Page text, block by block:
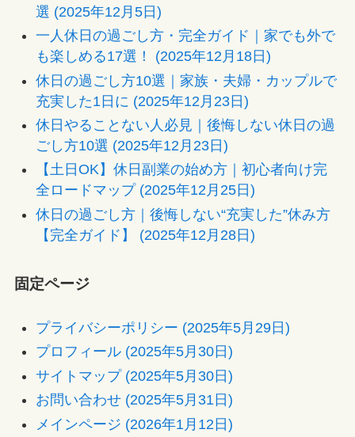
選 (2025年12月5日)
一人休日の過ごし方・完全ガイド｜家でも外で
も楽しめる17選！ (2025年12月18日)
休日の過ごし方10選｜家族・夫婦・カップルで
充実した1日に (2025年12月23日)
休日やることない人必見｜後悔しない休日の過
ごし方10選 (2025年12月23日)
【土日OK】休日副業の始め方｜初心者向け完
全ロードマップ (2025年12月25日)
休日の過ごし方｜後悔しない“充実した”休み方
【完全ガイド】 (2025年12月28日)
固定ページ
プライバシーポリシー (2025年5月29日)
プロフィール (2025年5月30日)
サイトマップ (2025年5月30日)
お問い合わせ (2025年5月31日)
メインページ (2026年1月12日)